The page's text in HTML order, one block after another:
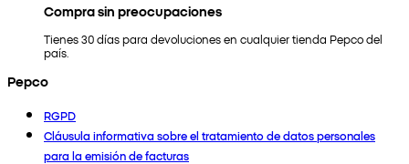
Compra sin preocupaciones
Tienes 30 días para devoluciones en cualquier tienda Pepco del
país.
Pepco
RGPD
Cláusula informativa sobre el tratamiento de datos personales
para la emisión de facturas